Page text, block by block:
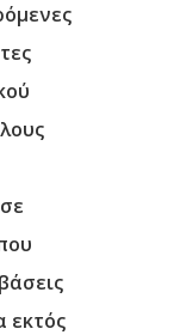
εκτός